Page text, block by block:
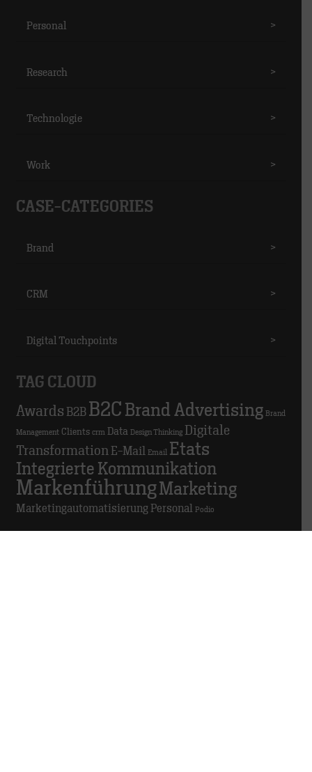
Personal >
Research >
Technologie >
Work >
CASE-CATEGORIES
Brand >
CRM >
Digital Touchpoints >
TAG CLOUD
Awards B2B B2C Brand Advertising Brand
Management Clients crm Data Design Thinking Digitale
Transformation E-Mail Email Etats
Integrierte Kommunikation
MarkenführungMarketing
Marketingautomatisierung Personal Podio